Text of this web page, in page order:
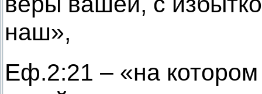
наш»,
Еф.2:21 – «на котором